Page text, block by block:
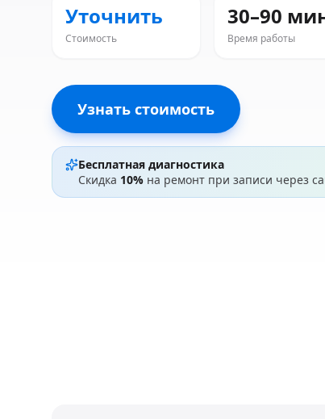
Уточнить
Стоимость
30–90
Время работы
Узнать стоимость
Бесплатная диагностика
Скидка 10% на ремонт при записи через